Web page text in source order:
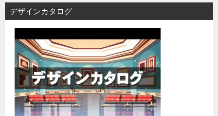
デザインカタログ